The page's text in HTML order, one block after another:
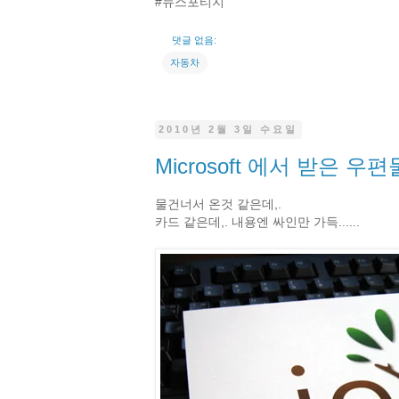
댓글 없음:
자동차
2010년 2월 3일 수요일
Microsoft 에서 받은 우편
물건너서 온것 같은데,.
카드 같은데,. 내용엔 싸인만 가득......